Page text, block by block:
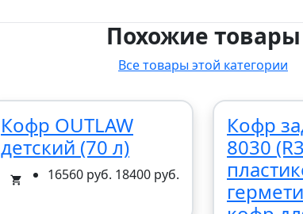
Похожие товары
Все товары этой категории
Кофр OUTLAW
детский (70 л)
16560 руб. 18400 руб.
Кофр
8030